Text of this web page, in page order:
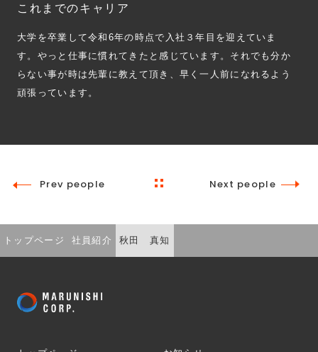
これまでのキャリア
大学を卒業して令和6年の時点で入社３年目を迎えていま
す。やっと仕事に慣れてきたと感じています。それでも分か
らない事が時は先輩に教えて頂き、早く一人前になれるよう
頑張っています。
Prev people Next people
トップページ 社員紹介 秋田 真知